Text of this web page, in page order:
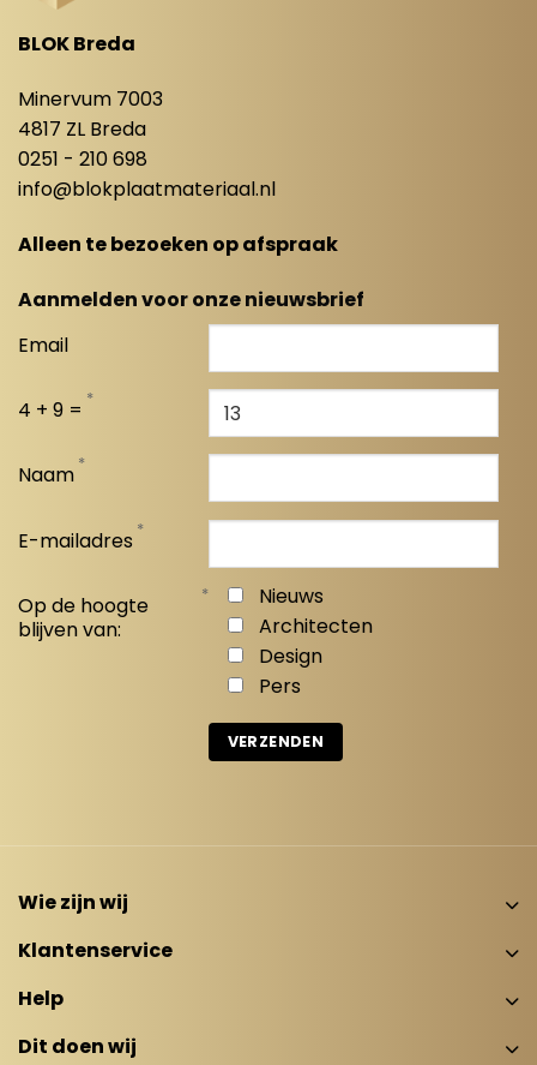
BLOK Breda
Minervum 7003
4817 ZL Breda
0251 - 210 698
info@blokplaatmateriaal.nl
Alleen te bezoeken op afspraak
Aanmelden voor onze nieuwsbrief
Email
4 + 9 = *
Naam *
E-mailadres *
Op de hoogte
blijven van:
*
Nieuws
Architecten
Design
Pers
Wie zijn wij
Klantenservice
Help
Dit doen wij